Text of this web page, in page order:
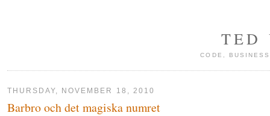
TED
CODE,
THURSDAY, NOVEMBER 18, 2010
Barbro och det magiska numret